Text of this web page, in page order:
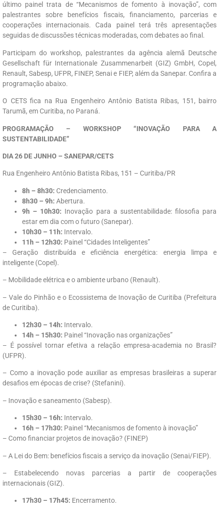
último painel trata de “Mecanismos de fomento à inovação”, com
palestrantes sobre benefícios fiscais, financiamento, parcerias e
cooperações internacionais. Cada painel terá três apresentações
seguidas de discussões técnicas moderadas, com debates ao final.
Participam do workshop, palestrantes da agência alemã Deutsche
Gesellschaft für Internationale Zusammenarbeit (GIZ) GmbH, Copel,
Renault, Sabesp, UFPR, FINEP, Senai e FIEP, além da Sanepar. Confira a
programação abaixo.
O CETS fica na Rua Engenheiro Antônio Batista Ribas, 151, bairro
Tarumã, em Curitiba, no Paraná.
PROGRAMAÇÃO – WORKSHOP “INOVAÇÃO PARA A
SUSTENTABILIDADE”
DIA 26 DE JUNHO – SANEPAR/CETS
Rua Engenheiro Antônio Batista Ribas, 151 – Curitiba/PR
8h – 8h30: Credenciamento.
8h30 – 9h: Abertura.
9h – 10h30: Inovação para a sustentabilidade: filosofia para
estar em dia com o futuro (Sanepar).
10h30 – 11h: Intervalo.
11h – 12h30: Painel “Cidades Inteligentes”
– Geração distribuída e eficiência energética: energia limpa e
inteligente (Copel).
– Mobilidade elétrica e o ambiente urbano (Renault).
– Vale do Pinhão e o Ecossistema de Inovação de Curitiba (Prefeitura
de Curitiba).
12h30 – 14h: Intervalo.
14h – 15h30: Painel “Inovação nas organizações”
– É possível tornar efetiva a relação empresa-academia no Brasil?
(UFPR).
– Como a inovação pode auxiliar as empresas brasileiras a superar
desafios em épocas de crise? (Stefanini).
– Inovação e saneamento (Sabesp).
15h30 – 16h: Intervalo.
16h – 17h30: Painel “Mecanismos de fomento à inovação”
– Como financiar projetos de inovação? (FINEP)
– A Lei do Bem: benefícios fiscais a serviço da inovação (Senai/FIEP).
– Estabelecendo novas parcerias a partir de cooperações
internacionais (GIZ).
17h30 – 17h45: Encerramento.